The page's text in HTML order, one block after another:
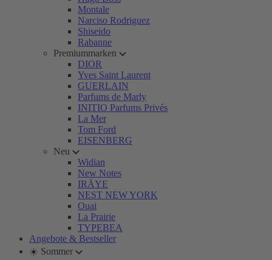
Montale
Narciso Rodriguez
Shiseido
Rabanne
Premiummarken
DIOR
Yves Saint Laurent
GUERLAIN
Parfums de Marly
INITIO Parfums Privés
La Mer
Tom Ford
EISENBERG
Neu
Widian
New Notes
IRÄYE
NEST NEW YORK
Ouai
La Prairie
TYPEBEA
Angebote & Bestseller
☀️ Sommer